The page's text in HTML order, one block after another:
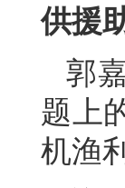
供援
郭
题上
机渔